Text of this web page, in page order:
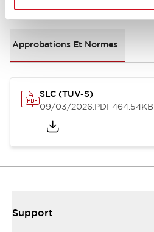
Approbations Et Normes
SLC (TUV-S)
09/03/2026.PDF464.54KB
Support